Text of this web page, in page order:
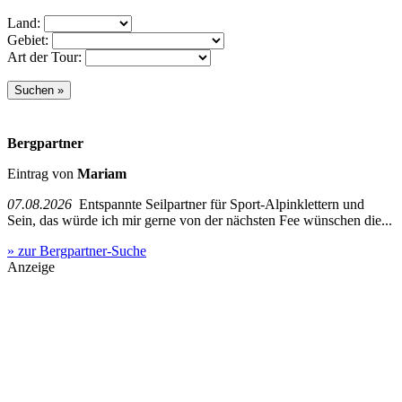
Land:
Gebiet:
Art der Tour:
Bergpartner
Eintrag von Mariam
07.08.2026 Entspannte Seilpartner für Sport-Alpinklettern und
Sein, das würde ich mir gerne von der nächsten Fee wünschen die...
» zur Bergpartner-Suche
Anzeige